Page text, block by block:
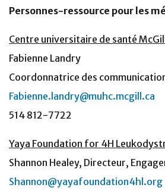
Personnes-ressource pour les
Centre universitaire de santé McGill
Fabienne Landry
Coordonnatrice des
Fabienne.landry@muhc.mcgill.ca
514 812-7722
Yaya Foundation for 4H
Shannon Healey, Directeur,
Shannon@yayafoundation4hl.org